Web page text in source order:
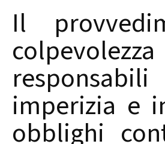
Il
imperizia e
obblighi